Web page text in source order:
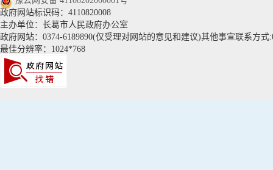
政府网站标识码：4110820008
主办单位：长葛市人民政府办公室
政府网站：0374-6189890(仅受理对网站的意见和建议)其他事宣联系方式
最佳分辨率：1024*768